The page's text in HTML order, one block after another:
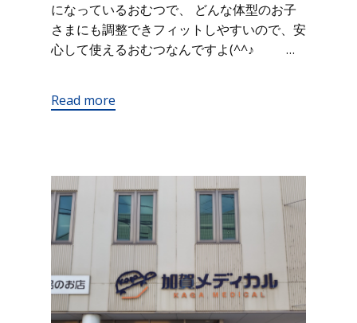
になっているおむつで、 どんな体型のお子
さまにも調整できフィットしやすいので、安
心して使えるおむつなんですよ(^^♪ …
Read more